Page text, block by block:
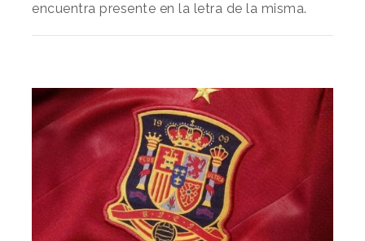
encuentra presente en la letra de la misma.